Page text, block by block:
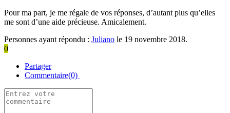
Pour ma part, je me régale de vos réponses, d’autant plus qu’elles
me sont d’une aide précieuse. Amicalement.
Personnes ayant répondu : Juliano le 19 novembre 2018.
0
Partager
Commentaire(0)